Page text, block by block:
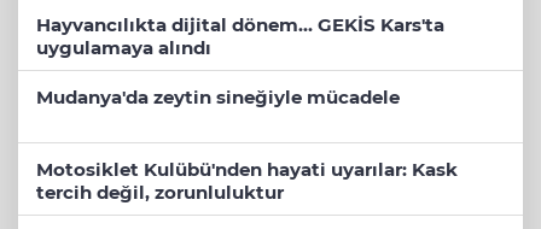
Hayvancılıkta dijital dönem... GEKİS Kars'ta
uygulamaya alındı
Mudanya'da zeytin sineğiyle mücadele
Motosiklet Kulübü'nden hayati uyarılar: Kask
tercih değil, zorunluluktur